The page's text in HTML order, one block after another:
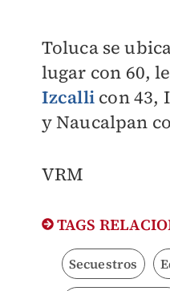
Toluca se
lugar con 60,
Izcallicon 43,
y Naucalpan
VRM
TAGS
Secuestros